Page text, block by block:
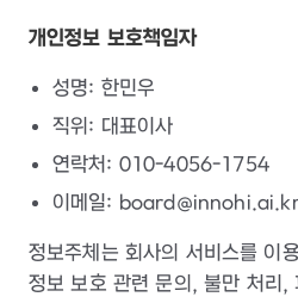
개인정보 보호책임자
성명: 한민우
직위: 대표이사
연락처: 010-4056-1754
이메일:
정보주체는 회사의 서비스를 이
정보 보호 관련 문의, 불만 처리,